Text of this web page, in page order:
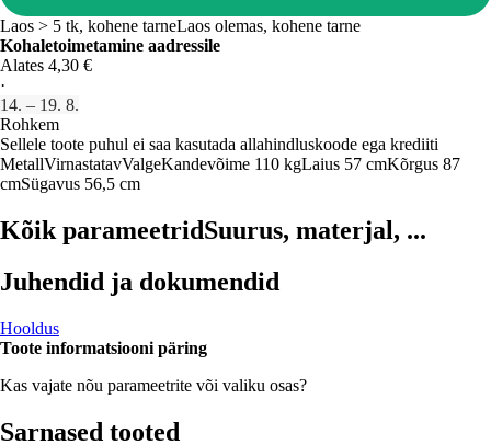
Laos > 5 tk, kohene tarneLaos olemas, kohene tarne
Kohaletoimetamine aadressile
Alates 4,30 €
·
14. – 19. 8.
Rohkem
Sellele toote puhul ei saa kasutada allahindluskoode ega krediiti
MetallVirnastatavValgeKandevõime 110 kgLaius 57 cmKõrgus 87
cmSügavus 56,5 cm
Kõik parameetridSuurus, materjal, ...
Juhendid ja dokumendid
Hooldus
Toote informatsiooni päring
Kas vajate nõu parameetrite või valiku osas?
Sarnased tooted